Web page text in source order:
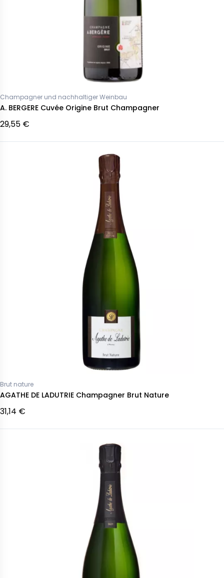
Champagner und nachhaltiger Weinbau
A. BERGERE Cuvée Origine Brut Champagner
29,55 €
Brut nature
AGATHE DE LADUTRIE Champagner Brut Nature
31,14 €